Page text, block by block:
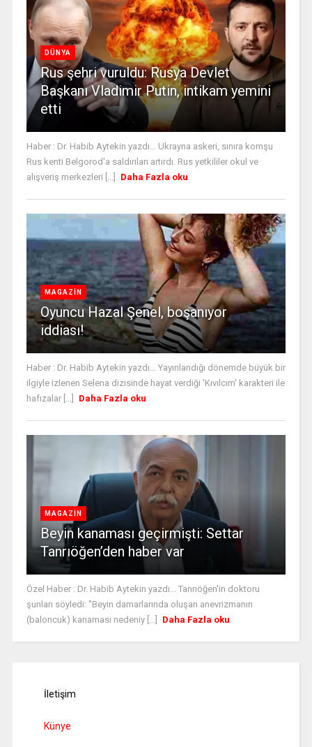
DÜNYA
Rus şehri vuruldu: Rusya Devlet
Başkanı Vladimir Putin, intikam yemini
etti
Haber : Dr. Habib Aytekin yazdı... Ukrayna askeri, sınıra komşu
Rus kenti Belgorod'a saldırıları artırdı. Rus yetkililer okul ve
alışveriş merkezleri [...]
Daha Fazla oku
MAGAZİN
Oyuncu Hazal Şenel, boşanıyor
iddiası!
Haber : Dr. Habib Aytekin yazdı... Yayınlandığı dönemde büyük bir
ilgiyle izlenen Selena dizisinde hayat verdiği 'Kıvılcım' karakteri ile
hafızalar [...]
Daha Fazla oku
MAGAZİN
Beyin kanaması geçirmişti: Settar
Tanrıöğen’den haber var
Özel Haber : Dr. Habib Aytekin yazdı... Tanrıöğen'in doktoru
şunları söyledi: "Beyin damarlarında oluşan anevrizmanın
(baloncuk) kanaması nedeniy [...]
Daha Fazla oku
İletişim
Künye